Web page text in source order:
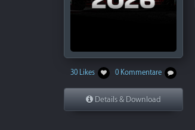
30 Likes 0 Kommentare
Details & Download